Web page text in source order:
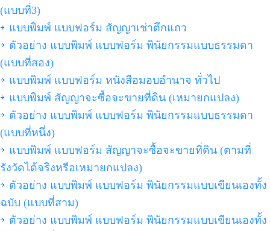
(แบบที่3)
แบบพิมพ์ แบบฟอร์ม สัญญาเช่าตึกแถว
ตัวอย่าง แบบพิมพ์ แบบฟอร์ม พินัยกรรมแบบธรรมดา
(แบบที่สอง)
แบบพิมพ์ แบบฟอร์ม หนังสือมอบอำนาจ ทั่วไป
แบบพิมพ์ สัญญาจะซื้อจะขายที่ดิน (เหมายกแปลง)
ตัวอย่าง แบบพิมพ์ แบบฟอร์ม พินัยกรรมแบบธรรมดา
(แบบที่หนึ่ง)
แบบพิมพ์ แบบฟอร์ม สัญญาจะซื้อจะขายที่ดิน (ตามที่
รังวัดได้จริงหรือเหมายกแปลง)
ตัวอย่าง แบบพิมพ์ แบบฟอร์ม พินัยกรรมแบบเขียนเองทั้ง
ฉบับ (แบบที่สาม)
ตัวอย่าง แบบพิมพ์ แบบฟอร์ม พินัยกรรมแบบเขียนเองทั้ง